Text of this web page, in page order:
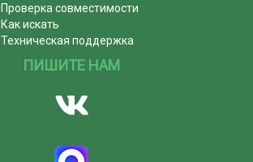
Проверка совместимости
Как искать
Техническая поддержка
ПИШИТЕ НАМ